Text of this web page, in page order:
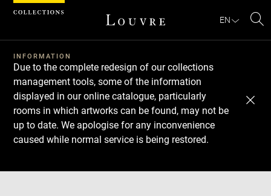
EN
INFORMATION
Due to the complete redesign of our collections
management tools, some of the information
displayed in our online catalogue, particularly
rooms in which artworks can be found, may not be
up to date. We apologise for any inconvenience
caused while normal service is being restored.
Download
Next
Previous
Cookies management panel